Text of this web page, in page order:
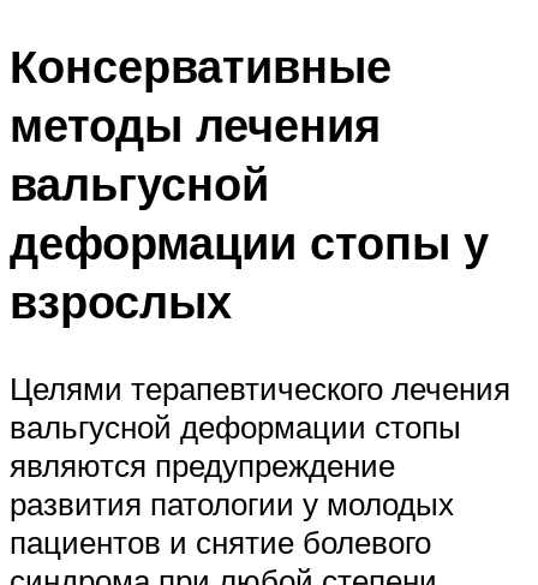
Консервативные
методы лечения
вальгусной
деформации стопы у
взрослых
Целями терапевтического лечения
вальгусной деформации стопы
являются предупреждение
развития патологии у молодых
пациентов и снятие болевого